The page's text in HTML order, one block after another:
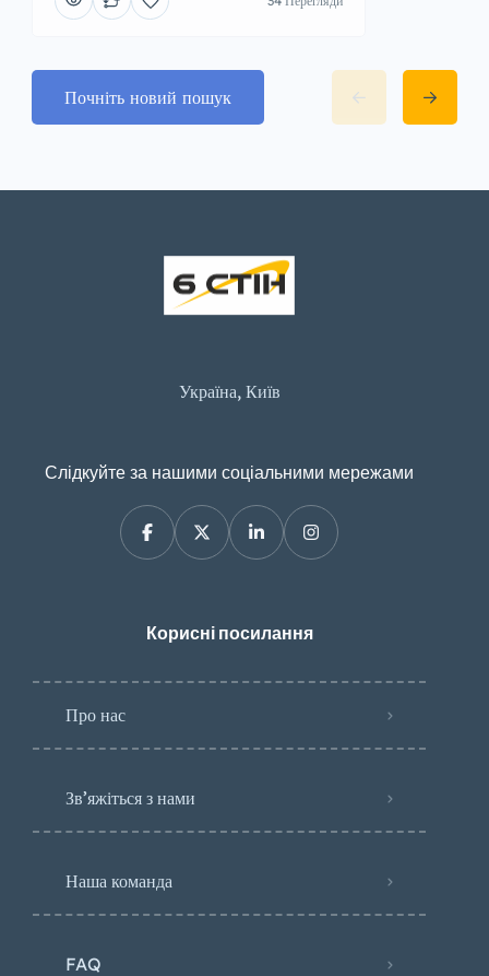
Почніть новий пошук
Україна, Київ
Слідкуйте за нашими соціальними мережами
Корисні посилання
Про нас
Зв’яжіться з нами
Наша команда
FAQ